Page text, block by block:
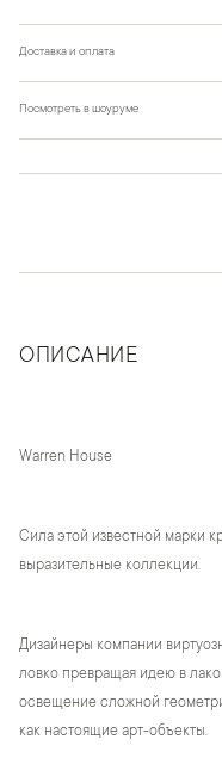
Доставка и оплата
Посмотреть в шоуруме
ОПИСАНИЕ
Warren House
Сила этой известной марки
выразительные коллекции.
Дизайнеры компании
ловко превращая идею в
освещение сложной
как настоящие арт-объекты.